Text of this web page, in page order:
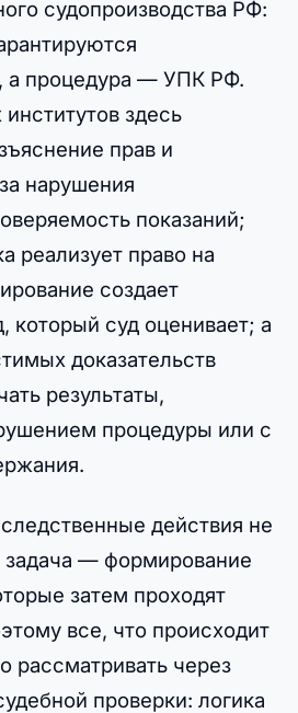
судопроизводства РФ:
а процедура — УПК РФ.
здесь
прав и
нарушения
показаний;
реализует право на
создает
который суд оценивает; а
доказательств
результаты,
процедуры или с
действия не
— формирование
затем проходят
все, что происходит
рассматривать через
проверки: логика